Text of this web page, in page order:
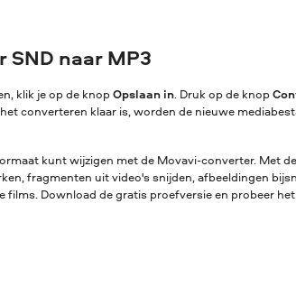
SND naar MP3
klik je op de knopOpslaan in. Druk op de knop
converteren klaar is, worden de nieuwe
kunt wijzigen met de Movavi-converter. Met
fragmenten uit video's snijden, afbeeldingen
films. Download de gratis proefversie en probeer